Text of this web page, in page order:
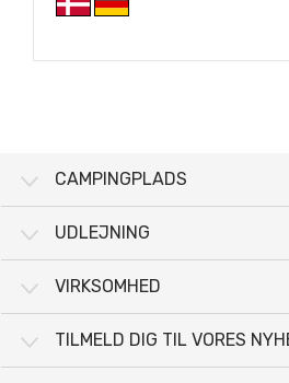
CAMPINGPLADS
UDLEJNING
VIRKSOMHED
TILMELD DIG TIL VORES